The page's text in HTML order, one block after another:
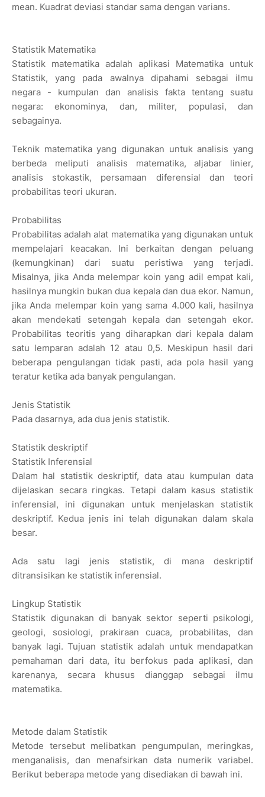
mean. Kuadrat deviasi standar sama dengan varians.
Statistik Matematika
Statistik matematika adalah aplikasi Matematika untuk
Statistik, yang pada awalnya dipahami sebagai ilmu
negara - kumpulan dan analisis fakta tentang suatu
negara: ekonominya, dan, militer, populasi, dan
sebagainya.
Teknik matematika yang digunakan untuk analisis yang
berbeda meliputi analisis matematika, aljabar linier,
analisis stokastik, persamaan diferensial dan teori
probabilitas teori ukuran.
Probabilitas
Probabilitas adalah alat matematika yang digunakan untuk
mempelajari keacakan. Ini berkaitan dengan peluang
(kemungkinan) dari suatu peristiwa yang terjadi.
Misalnya, jika Anda melempar koin yang adil empat kali,
hasilnya mungkin bukan dua kepala dan dua ekor. Namun,
jika Anda melempar koin yang sama 4.000 kali, hasilnya
akan mendekati setengah kepala dan setengah ekor.
Probabilitas teoritis yang diharapkan dari kepala dalam
satu lemparan adalah 12 atau 0,5. Meskipun hasil dari
beberapa pengulangan tidak pasti, ada pola hasil yang
teratur ketika ada banyak pengulangan.
Jenis Statistik
Pada dasarnya, ada dua jenis statistik.
Statistik deskriptif
Statistik Inferensial
Dalam hal statistik deskriptif, data atau kumpulan data
dijelaskan secara ringkas. Tetapi dalam kasus statistik
inferensial, ini digunakan untuk menjelaskan statistik
deskriptif. Kedua jenis ini telah digunakan dalam skala
besar.
Ada satu lagi jenis statistik, di mana deskriptif
ditransisikan ke statistik inferensial.
Lingkup Statistik
Statistik digunakan di banyak sektor seperti psikologi,
geologi, sosiologi, prakiraan cuaca, probabilitas, dan
banyak lagi. Tujuan statistik adalah untuk mendapatkan
pemahaman dari data, itu berfokus pada aplikasi, dan
karenanya, secara khusus dianggap sebagai ilmu
matematika.
Metode dalam Statistik
Metode tersebut melibatkan pengumpulan, meringkas,
menganalisis, dan menafsirkan data numerik variabel.
Berikut beberapa metode yang disediakan di bawah ini.